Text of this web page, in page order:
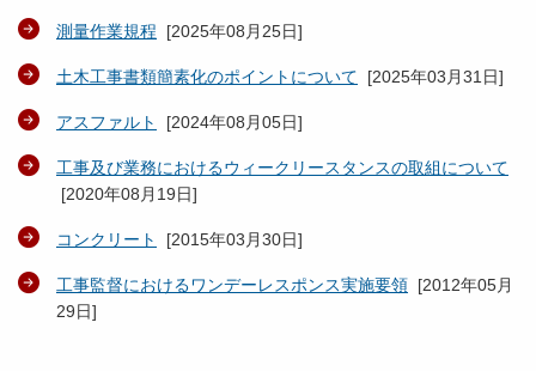
測量作業規程 [2025年08月25日]
土木工事書類簡素化のポイントについて [2025年03月31日]
アスファルト [2024年08月05日]
工事及び業務におけるウィークリースタンスの取組について
[2020年08月19日]
コンクリート [2015年03月30日]
工事監督におけるワンデーレスポンス実施要領 [2012年05月
29日]